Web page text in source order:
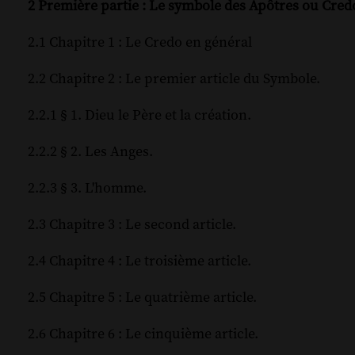
2 Première partie : Le symbole des Apôtres ou
2.1 Chapitre 1 : Le Credo en général
2.2 Chapitre 2 : Le premier article du Symbole.
2.2.1 § 1. Dieu le Père et la création.
2.2.2 § 2. Les Anges.
2.2.3 § 3. L'homme.
2.3 Chapitre 3 : Le second article.
2.4 Chapitre 4 : Le troisième article.
2.5 Chapitre 5 : Le quatrième article.
2.6 Chapitre 6 : Le cinquième article.